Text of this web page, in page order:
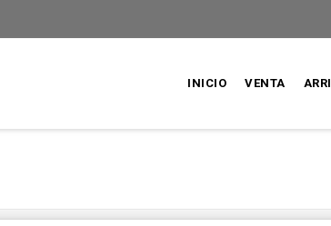
INICIO VENTA